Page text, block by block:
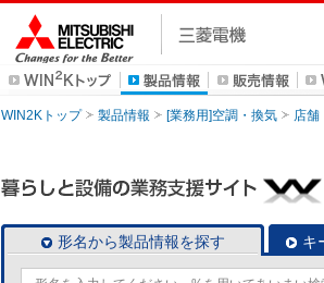
WIN2Kトップ 製品情報 [業務用]空調・換気 店舗
形名から製品情報を探す キ